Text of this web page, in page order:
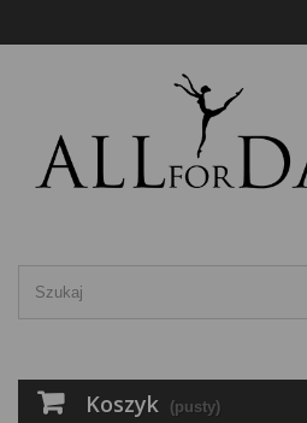
Koszyk (pusty)